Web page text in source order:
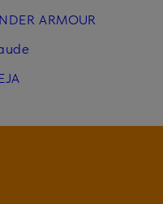
ARMOUR